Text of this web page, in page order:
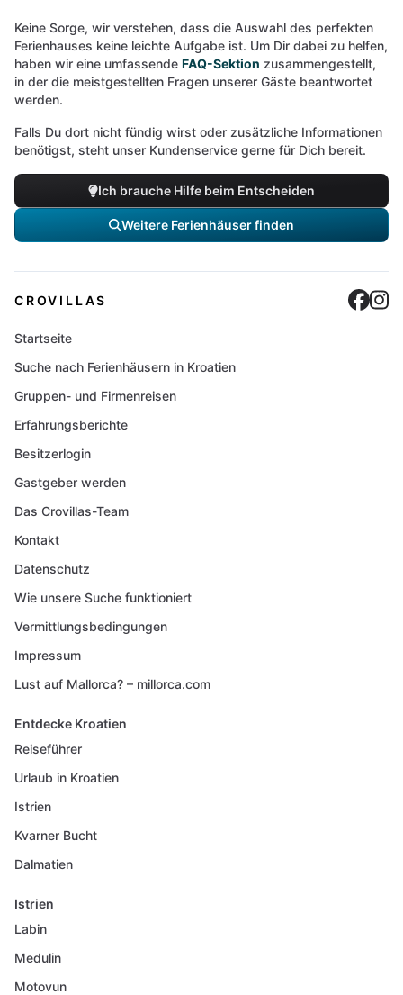
Keine Sorge, wir verstehen, dass die Auswahl des perfekten
Ferienhauses keine leichte Aufgabe ist. Um Dir dabei zu helfen,
haben wir eine umfassende FAQ-Sektion zusammengestellt,
in der die meistgestellten Fragen unserer Gäste beantwortet
werden.
Falls Du dort nicht fündig wirst oder zusätzliche Informationen
benötigst, steht unser Kundenservice gerne für Dich bereit.
Ich brauche Hilfe beim Entscheiden
Weitere Ferienhäuser finden
CROVILLAS
Startseite
Suche nach Ferienhäusern in Kroatien
Gruppen- und Firmenreisen
Erfahrungsberichte
Besitzerlogin
Gastgeber werden
Das Crovillas-Team
Kontakt
Datenschutz
Wie unsere Suche funktioniert
Vermittlungsbedingungen
Impressum
Lust auf Mallorca? – millorca.com
Entdecke Kroatien
Reiseführer
Urlaub in Kroatien
Istrien
Kvarner Bucht
Dalmatien
Istrien
Labin
Medulin
Motovun